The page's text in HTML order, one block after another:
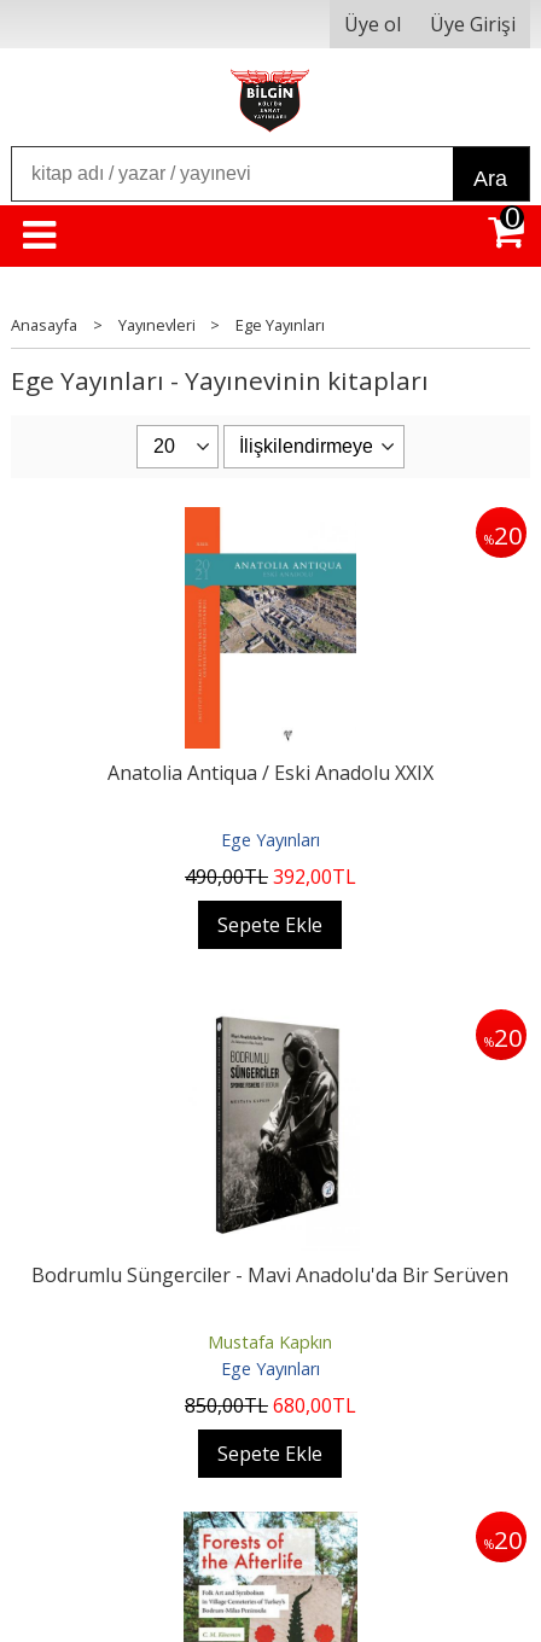
Üye ol Üye Girişi
Ara
0
Anasayfa > Yayınevleri > Ege Yayınları
Ege Yayınları - Yayınevinin kitapları
%20
Anatolia Antiqua / Eski Anadolu XXIX
Ege Yayınları
490,00TL392,00TL
Sepete Ekle
%20
Bodrumlu Süngerciler - Mavi Anadolu'da Bir Serüven
Mustafa Kapkın
Ege Yayınları
850,00TL680,00TL
Sepete Ekle
%20